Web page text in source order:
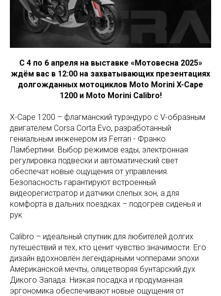
С 4 по 6 апреля на выставке «Мотовесна 2025»
ждём вас в 12:00 на захватывающих презентациях
долгожданных мотоциклов Moto Morini X-Cape
1200 и Moto Morini Calibro!
X-Cape 1200 – флагманский турэндуро с V-образным
двигателем Corsa Corta Evo, разработанный
гениальным инженером из Ferrari - Франко
Ламбертини. Выбор режимов езды, электронная
регулировка подвески и автоматический свет
обеспечат новые ощущения от управления.
Безопасность гарантируют встроенный
видеорегистратор и датчики слепых зон, а для
комфорта в дальних поездках – подогрев сиденья и
рук
Calibro – идеальный спутник для любителей долгих
путешествий и тех, кто ценит чувство значимости. Его
дизайн вдохновлён легендарными чопперами эпохи
Американской мечты, олицетворяя бунтарский дух
Дикого Запада. Низкая посадка и продуманная
эргономика обеспечивают новые ощущения от